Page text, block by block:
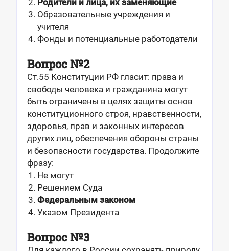
Родители и лица, их заменяющие
Образовательные учреждения и
учителя
Фонды и потенциальные работодатели
Вопрос №2
Ст.55 Конституции РФ гласит: права и
свободы человека и гражданина могут
быть ограничены в целях защиты основ
конституционного строя, нравственности,
здоровья, прав и законных интересов
других лиц, обеспечения обороны страны
и безопасности государства. Продолжите
фразу:
Не могут
Решением Суда
Федеральным законом
Указом Президента
Вопрос №3